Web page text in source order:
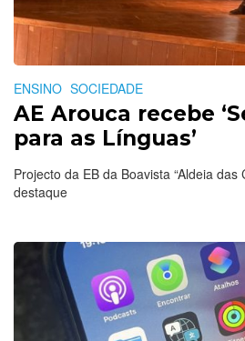
ENSINO SOCIEDADE
AE Arouca recebe
para as Línguas’
Projecto da EB da Boavista “Aldeia das
destaque